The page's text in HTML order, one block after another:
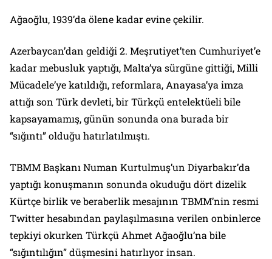
Ağaoğlu, 1939’da ölene kadar evine çekilir.
Azerbaycan’dan geldiği 2. Meşrutiyet’ten Cumhuriyet’e
kadar mebusluk yaptığı, Malta’ya sürgüne gittiği, Milli
Mücadele’ye katıldığı, reformlara, Anayasa’ya imza
attığı son Türk devleti, bir Türkçü entelektüeli bile
kapsayamamış, günün sonunda ona burada bir
“sığıntı” olduğu hatırlatılmıştı.
TBMM Başkanı Numan Kurtulmuş’un Diyarbakır’da
yaptığı konuşmanın sonunda okuduğu dört dizelik
Kürtçe birlik ve beraberlik mesajının TBMM’nin resmi
Twitter hesabından paylaşılmasına verilen onbinlerce
tepkiyi okurken Türkçü Ahmet Ağaoğlu’na bile
“sığıntılığın” düşmesini hatırlıyor insan.